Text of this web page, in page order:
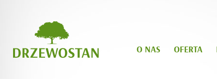
O NAS OFERTA